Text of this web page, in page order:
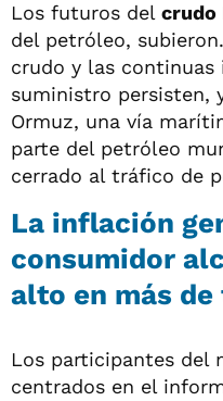
Los futuros del crudo
del petróleo,
crudo y las
suministro persisten,
Ormuz, una vía
parte del petróleo
cerrado al tráfico de
La inflación
consumidor
alto en más de
Los participantes del
centrados en el